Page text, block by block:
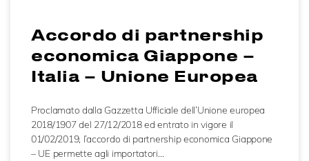
Accordo di partnership
economica Giappone –
Italia – Unione Europea
Proclamato dalla Gazzetta Ufficiale dell’Unione europea
2018/1907 del 27/12/2018 ed entrato in vigore il
01/02/2019, l’accordo di partnership economica Giappone
– UE permette agli importatori…